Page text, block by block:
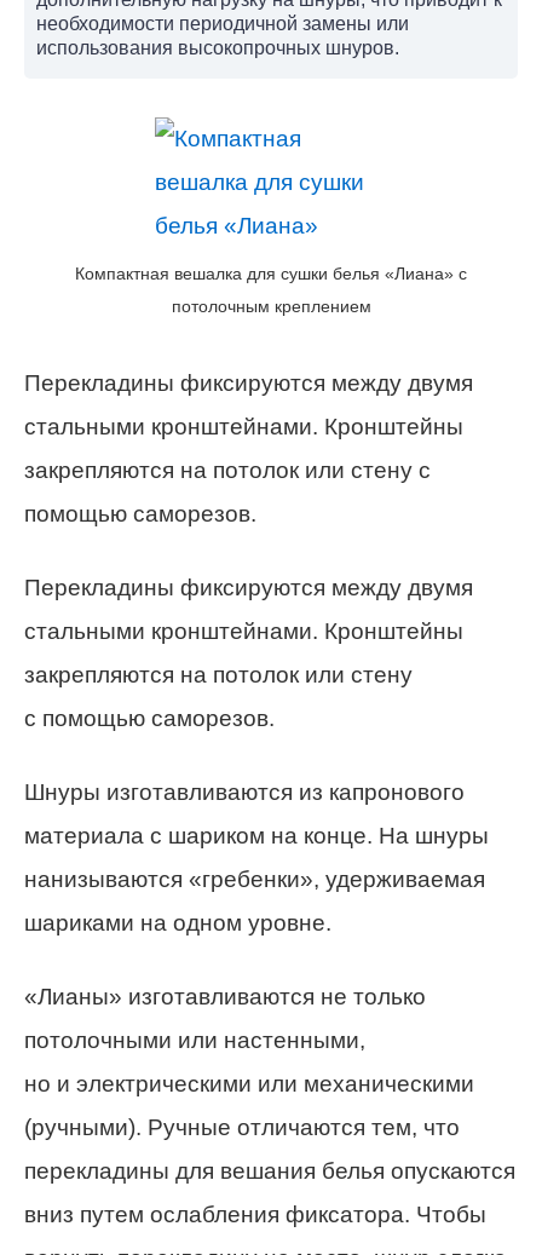
необходимости периодичной замены или
использования высокопрочных шнуров.
Компактная вешалка для сушки белья «Лиана» с
потолочным креплением
Перекладины фиксируются между двумя
стальными кронштейнами. Кронштейны
закрепляются на потолок или стену с
помощью саморезов.
Перекладины фиксируются между двумя
стальными кронштейнами. Кронштейны
закрепляются на потолок или стену
с помощью саморезов.
Шнуры изготавливаются из капронового
материала с шариком на конце. На шнуры
нанизываются «гребенки», удерживаемая
шариками на одном уровне.
«Лианы» изготавливаются не только
потолочными или настенными,
но и электрическими или механическими
(ручными). Ручные отличаются тем, что
перекладины для вешания белья опускаются
вниз путем ослабления фиксатора. Чтобы